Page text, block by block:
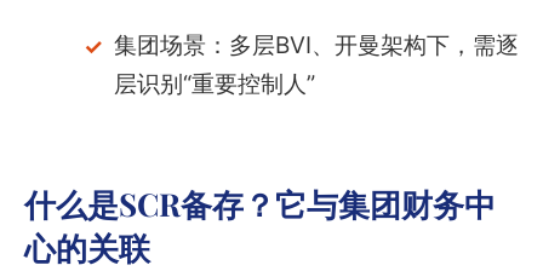
集团场景：多层BVI、开曼架构下，需逐
层识别“重要控制人”
什么是SCR备存？它与集团财务中
心的关联